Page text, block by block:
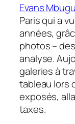
Evans
Paris qui a
années,
photos –
analyse.
galeries à
tableau lors
exposés,
taxes.